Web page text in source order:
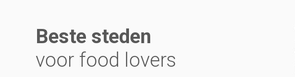
Beste steden
voor food lovers